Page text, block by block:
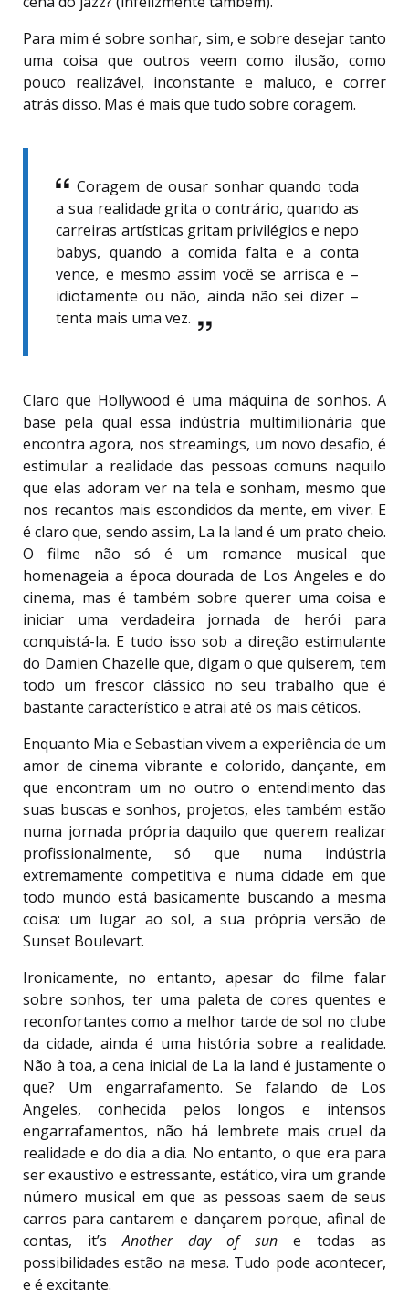
Para mim é sobre sonhar, sim, e sobre desejar tanto
uma coisa que outros veem como ilusão, como
pouco realizável, inconstante e maluco, e correr
atrás disso. Mas é mais que tudo sobre coragem.
Coragem de ousar sonhar quando toda
a sua realidade grita o contrário, quando as
carreiras artísticas gritam privilégios e nepo
babys, quando a comida falta e a conta
vence, e mesmo assim você se arrisca e –
idiotamente ou não, ainda não sei dizer –
tenta mais uma vez.
Claro que Hollywood é uma máquina de sonhos. A
base pela qual essa indústria multimilionária que
encontra agora, nos streamings, um novo desafio, é
estimular a realidade das pessoas comuns naquilo
que elas adoram ver na tela e sonham, mesmo que
nos recantos mais escondidos da mente, em viver. E
é claro que, sendo assim, La la land é um prato cheio.
O filme não só é um romance musical que
homenageia a época dourada de Los Angeles e do
cinema, mas é também sobre querer uma coisa e
iniciar uma verdadeira jornada de herói para
conquistá-la. E tudo isso sob a direção estimulante
do Damien Chazelle que, digam o que quiserem, tem
todo um frescor clássico no seu trabalho que é
bastante característico e atrai até os mais céticos.
Enquanto Mia e Sebastian vivem a experiência de um
amor de cinema vibrante e colorido, dançante, em
que encontram um no outro o entendimento das
suas buscas e sonhos, projetos, eles também estão
numa jornada própria daquilo que querem realizar
profissionalmente, só que numa indústria
extremamente competitiva e numa cidade em que
todo mundo está basicamente buscando a mesma
coisa: um lugar ao sol, a sua própria versão de
Sunset Boulevart.
Ironicamente, no entanto, apesar do filme falar
sobre sonhos, ter uma paleta de cores quentes e
reconfortantes como a melhor tarde de sol no clube
da cidade, ainda é uma história sobre a realidade.
Não à toa, a cena inicial de La la land é justamente o
que? Um engarrafamento. Se falando de Los
Angeles, conhecida pelos longos e intensos
engarrafamentos, não há lembrete mais cruel da
realidade e do dia a dia. No entanto, o que era para
ser exaustivo e estressante, estático, vira um grande
número musical em que as pessoas saem de seus
carros para cantarem e dançarem porque, afinal de
contas, it’sAnother day of sun e todas as
possibilidades estão na mesa. Tudo pode acontecer,
e é excitante.